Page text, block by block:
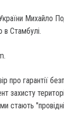
Михайло
в Стамбулі.
про гарантії
захисту
стають